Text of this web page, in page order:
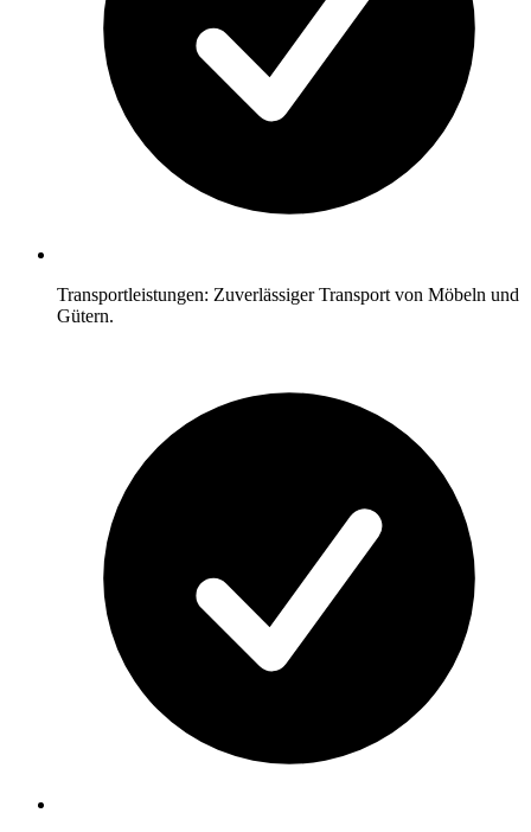
Transportleistungen: Zuverlässiger Transport von Möbeln und
Gütern.